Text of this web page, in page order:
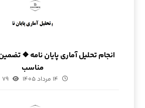
انجام تحلیل آماری پایان نامه ❖
مناسب
۱۴ مرداد ۱۴۰۵ ۷۹